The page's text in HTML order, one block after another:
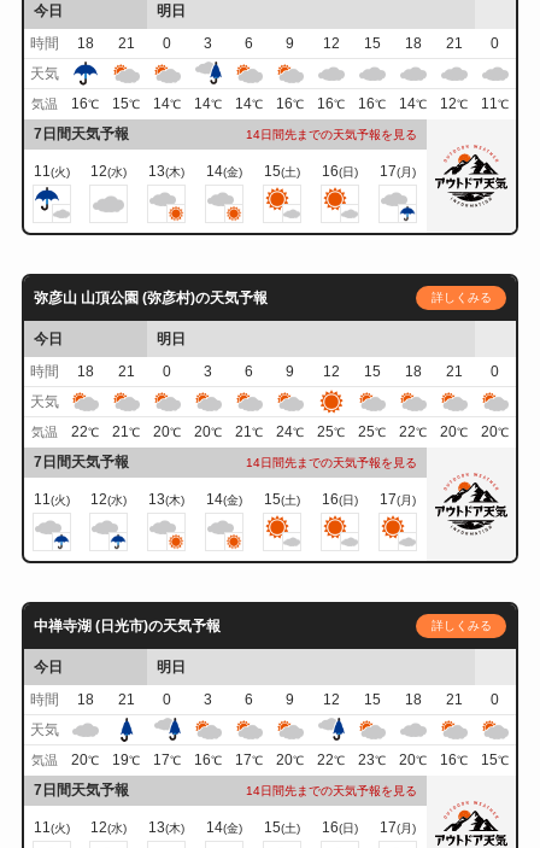
今日
明日
時間
18 21 0 3 6 9 12 15 18 21
0
天気
気温 16℃ 15℃ 14℃ 14℃ 14℃ 16℃ 16℃ 16℃ 14℃ 12℃ 11℃
7日間天気予報 14日間先までの天気予報を見る
11(火) 12(水) 13(木) 14(金) 15(土) 16(日) 17(月)
弥彦山 山頂公園 (弥彦村)の天気予報 詳しくみる
今日
明日
時間
18 21 0 3 6 9 12 15 18 21
0
天気
気温 22℃ 21℃ 20℃ 20℃ 21℃ 24℃ 25℃ 25℃ 22℃ 20℃ 20℃
7日間天気予報 14日間先までの天気予報を見る
11(火) 12(水) 13(木) 14(金) 15(土) 16(日) 17(月)
中禅寺湖 (日光市)の天気予報 詳しくみる
今日
明日
時間
18 21 0 3 6 9 12 15 18 21
0
天気
気温 20℃ 19℃ 17℃ 16℃ 17℃ 20℃ 22℃ 23℃ 20℃ 16℃ 15℃
7日間天気予報 14日間先までの天気予報を見る
11(火) 12(水) 13(木) 14(金) 15(土) 16(日) 17(月)